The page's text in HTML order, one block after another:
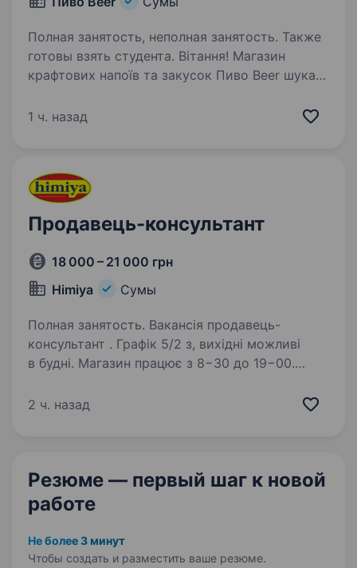
Полная занятость, неполная занятость. Также
готовы взять студента. Вітання! Магазин
крафтових напоїв та закусок Пиво Beer шукає
Суми. Якщо ти креативний і сповнений сил,
1 ч. назад
Продавець-консультант
18 000 – 21 000 грн
Himiya
Сумы
Полная занятость. Вакансія продавець-
консультант . Графік 5/2 з, вихідні можливі
в будні. Магазин працює з 8−30 до 19−00.
новому, мати охайний вигляд Вміти легко
2 ч. назад
Резюме — первый шаг к новой
работе
Не более 3 минут
Чтобы создать и разместить ваше резюме.